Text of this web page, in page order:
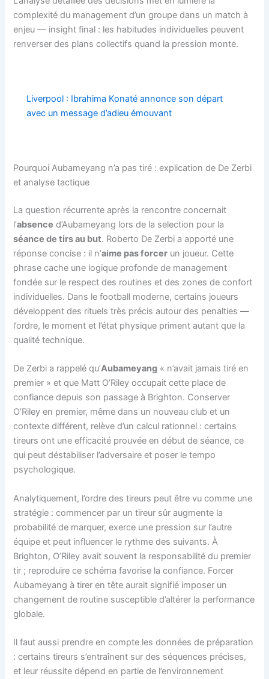
complexité du management d’un groupe dans un match à
enjeu — insight final : les habitudes individuelles peuvent
renverser des plans collectifs quand la pression monte.
Liverpool : Ibrahima Konaté annonce son départ
avec un message d’adieu émouvant
Pourquoi Aubameyang n’a pas tiré : explication de De Zerbi
et analyse tactique
La question récurrente après la rencontre concernait
l’absence d’Aubameyang lors de la selection pour la
séance de tirs au but. Roberto De Zerbi a apporté une
réponse concise : il n’aime pas forcer un joueur. Cette
phrase cache une logique profonde de management
fondée sur le respect des routines et des zones de confort
individuelles. Dans le football moderne, certains joueurs
développent des rituels très précis autour des penalties —
l’ordre, le moment et l’état physique priment autant que la
qualité technique.
De Zerbi a rappelé qu’Aubameyang « n’avait jamais tiré en
premier » et que Matt O’Riley occupait cette place de
confiance depuis son passage à Brighton. Conserver
O’Riley en premier, même dans un nouveau club et un
contexte différent, relève d’un calcul rationnel : certains
tireurs ont une efficacité prouvée en début de séance, ce
qui peut déstabiliser l’adversaire et poser le tempo
psychologique.
Analytiquement, l’ordre des tireurs peut être vu comme une
stratégie : commencer par un tireur sûr augmente la
probabilité de marquer, exerce une pression sur l’autre
équipe et peut influencer le rythme des suivants. À
Brighton, O’Riley avait souvent la responsabilité du premier
tir ; reproduire ce schéma favorise la confiance. Forcer
Aubameyang à tirer en tête aurait signifié imposer un
changement de routine susceptible d’altérer la performance
globale.
Il faut aussi prendre en compte les données de préparation
: certains tireurs s’entraînent sur des séquences précises,
et leur réussite dépend en partie de l’environnement